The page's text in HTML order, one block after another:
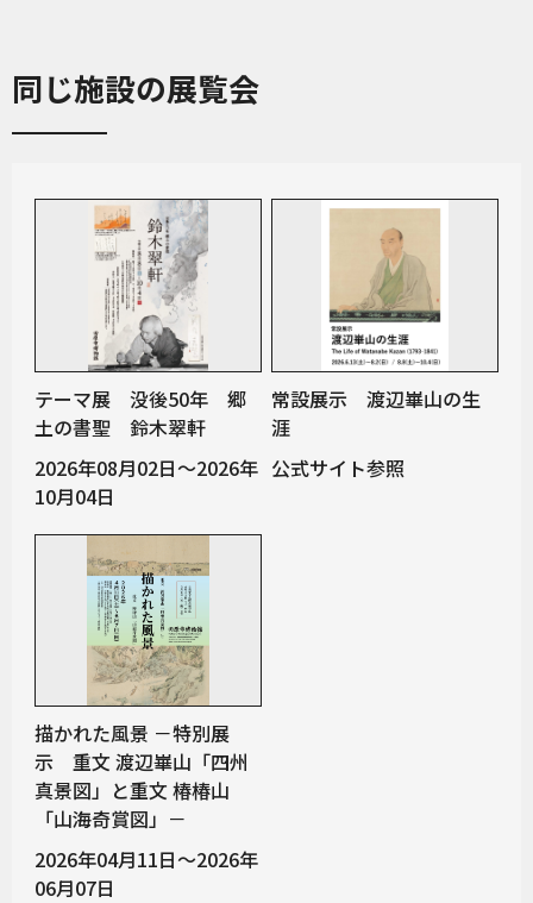
同じ施設の展覧会
テーマ展 没後50年 郷
土の書聖 鈴木翠軒
2026年08月02日～2026年
10月04日
常設展示 渡辺崋山の生
涯
公式サイト参照
描かれた風景 －特別展
示 重文 渡辺崋山「四州
真景図」と重文 椿椿山
「山海奇賞図」－
2026年04月11日～2026年
06月07日